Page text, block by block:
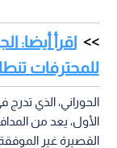
اقرأ أيضا:
للمحترفات
الحوراني، الذي تدرج
الأول، يعد من
القصيرة غير